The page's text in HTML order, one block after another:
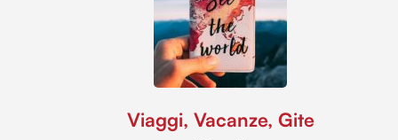
Viaggi, Vacanze, Gite